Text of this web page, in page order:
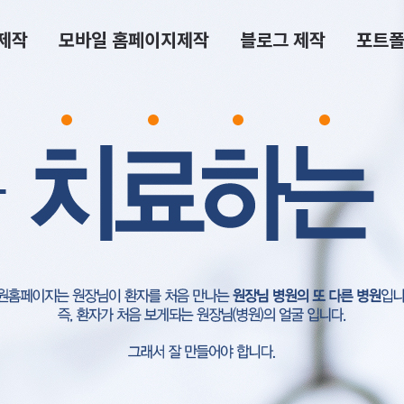
작 모바일 홈페이지제작 블로그 제작 포트